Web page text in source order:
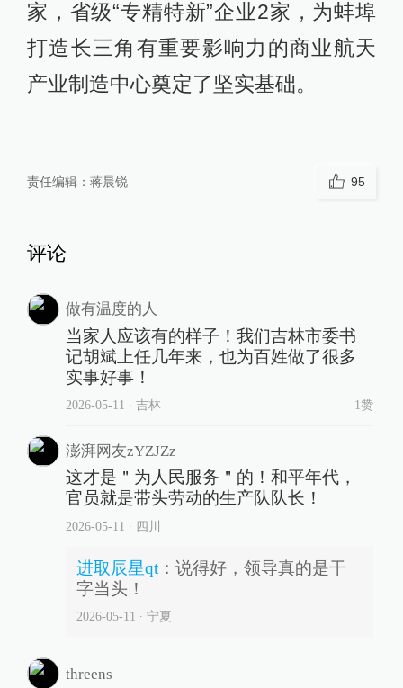
家，省级“专精特新”企业2家，为蚌埠
打造长三角有重要影响力的商业航天
产业制造中心奠定了坚实基础。
责任编辑： 蒋晨锐 95
评论
做有温度的人
当家人应该有的样子！我们吉林市委书
记胡斌上任几年来，也为百姓做了很多
实事好事！
2026-05-11 ∙ 吉林 1赞
澎湃网友zYZJZz
这才是＂为人民服务＂的！和平年代，
官员就是带头劳动的生产队队长！
2026-05-11 ∙ 四川
进取辰星qt： 说得好，领导真的是干
字当头！
2026-05-11 ∙ 宁夏
threens